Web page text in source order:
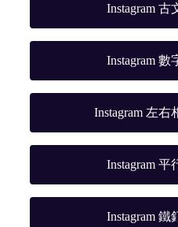
Instagram 古
Instagram 數
Instagram 左
Instagram 平
Instagram 鐵